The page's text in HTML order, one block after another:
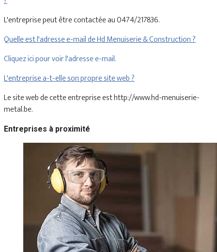
L'entreprise peut être contactée au 0474/217836.
Quelle est l'adresse e-mail de Hd Menuiserie & Construction ?
Cliquez ici pour voir l'adresse e-mail.
L'entreprise a-t-elle son propre site web ?
Le site web de cette entreprise est http://www.hd-menuiserie-
metal.be.
Entreprises à proximité